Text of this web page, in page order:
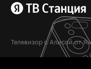
Телевизор с Алисой от